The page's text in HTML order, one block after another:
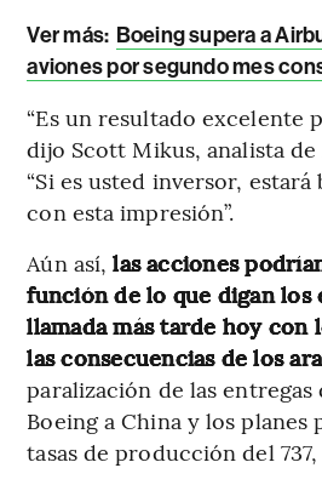
Ver más: Boeing supera a
aviones por segundo mes
“Es un resultado excelente
dijo Scott Mikus, analista de
“Si es usted inversor,
con esta impresión”.
Aún así,las acciones
función de lo que digan los
llamada más tarde hoy con
las consecuencias de los
paralización de las entregas
Boeing a China y los planes
tasas de producción del